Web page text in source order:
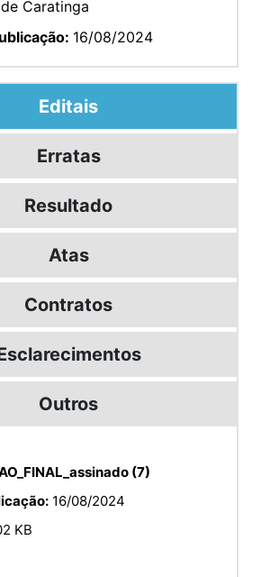
Caratinga
16/08/2024
Editais
Erratas
Resultado
Atas
Contratos
Outros
(7)
16/08/2024
KB